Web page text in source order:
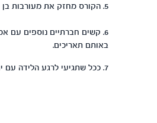
5. הקורס מחזק את מעורבות בן זוגך בתהליך הלידה.
6. קשים חברתיים נוספים עם
באותם תאריכים.
7. ככל שתגיעי לרגע הלידה עם יותר אינפורמציה וידע לגבי התהליך עצמו- לא תופתעי ותרגישי בטוחה ורגועה יותר .